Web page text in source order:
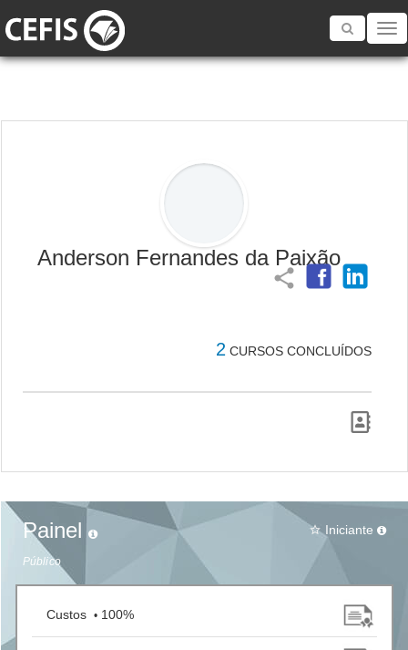
Toggle
Anderson Fernandes da Paixão
share
2 CURSOS CONCLUÍDOS
Painel
Público
star_border Iniciante
Custos • 100%